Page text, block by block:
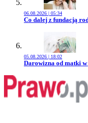
06.08.2026 | 05:34
Przejdź do artykułu:
Co dalej z fundacją
05.08.2026 | 18:02
Przejdź do artykułu:
Darowizna od matki